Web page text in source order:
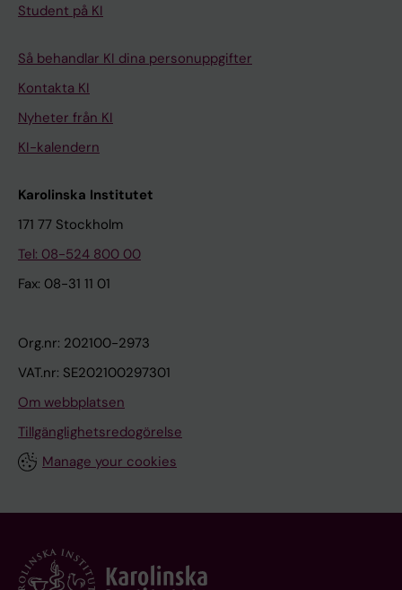
Student på KI
Så behandlar KI dina personuppgifter
Kontakta KI
Nyheter från KI
KI-kalendern
Karolinska Institutet
171 77 Stockholm
Tel: 08-524 800 00
Fax: 08-31 11 01
Org.nr: 202100-2973
VAT.nr: SE202100297301
Om webbplatsen
Tillgänglighetsredogörelse
Manage your cookies